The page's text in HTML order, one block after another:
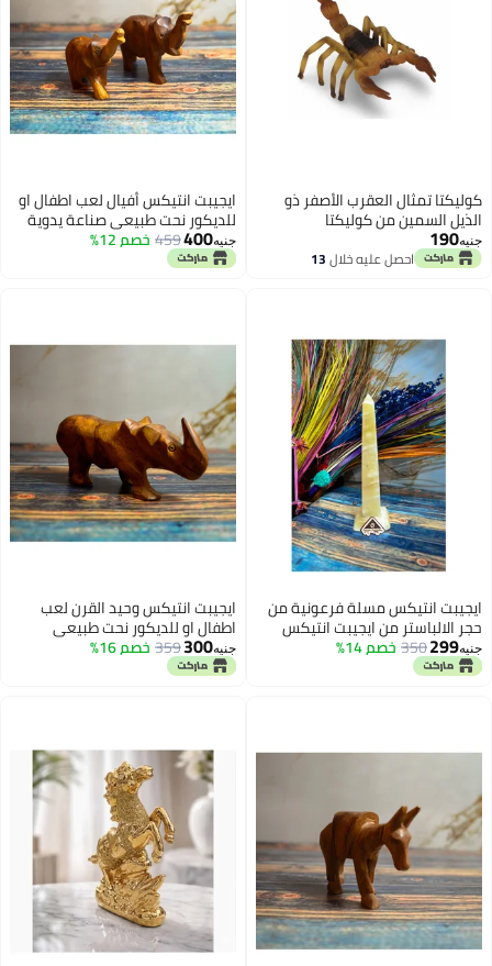
الأصفر ذو
كوليكتا
عليه خلال 13
ايجيبت انتيكس أفيال لعب اطفال او
للديكور نحت طبيعي صناعة يدوية
من الخشب الصحي الوان طبيعية
100% من قلب الشجرة
خصم 12%
مسلة فرعونية من
ايجيبت انتيكس
14%
ايجيبت انتيكس وحيد القرن لعب
اطفال او للديكور نحت طبيعي
صناعة يدوية من الخشب
300 خصم 16%